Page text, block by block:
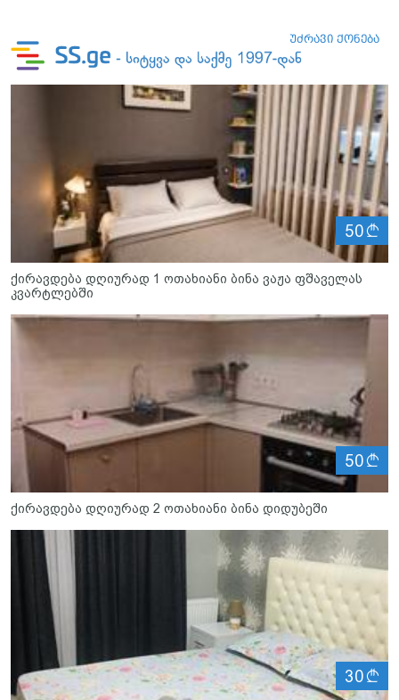
50
ქირავდება დღიურად 1 ოთახიანი ბინა ვაჟა ფშაველას
კვარტლებში
50
ქირავდება დღიურად 2 ოთახიანი ბინა დიდუბეში
30